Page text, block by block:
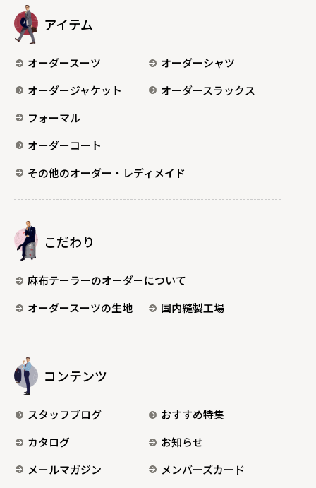
アイテム
オーダースーツ
オーダーシャツ
オーダージャケット
オーダースラックス
フォーマル
オーダーコート
その他のオーダー・レディメイド
こだわり
麻布テーラーのオーダーについて
オーダースーツの生地
国内縫製工場
コンテンツ
スタッフブログ
おすすめ特集
カタログ
お知らせ
メールマガジン
メンバーズカード